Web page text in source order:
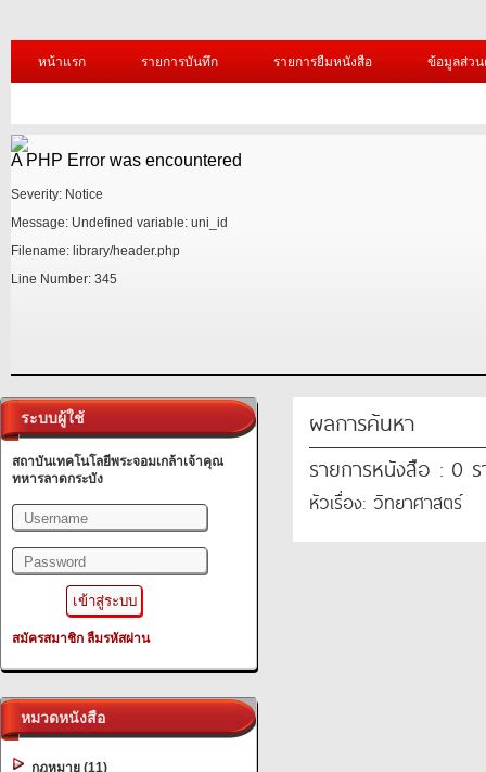
หน้าแรก รายการบันทึก รายการยืมหนังสือ ข้อมูลส่ว
A PHP Error was encountered
Severity: Notice
Message: Undefined variable: uni_id
Filename: library/header.php
Line Number: 345
A PHP Error was encountered
Severity: Notice
Message: Undefined variable: uni_id
Line Number: 345
A PHP Error was encountered
Severity: Warning
Message: filemtime(): stat failed for
"alt="Slider 01" />
ระบบผู้ใช้
สถาบันเทคโนโลยีพระจอมเกล้าเจ้าคุณ
ทหารลาดกระบัง
สมัครสมาชิก ลืมรหัสผ่าน
หมวดหนังสือ
กฎหมาย (11)
ผลการค้นหา
รายการหนังสือ : 0 ร
หัวเรื่อง: วิทยาศาสตร์